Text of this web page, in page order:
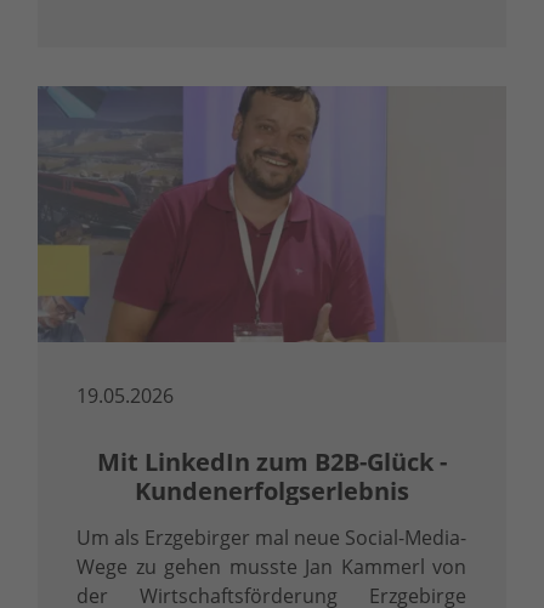
19.05.2026
Mit LinkedIn zum B2B-Glück -
Kundenerfolgserlebnis
Um als Erzgebirger mal neue Social-Media-
Wege zu gehen musste Jan Kammerl von
der Wirtschaftsförderung Erzgebirge